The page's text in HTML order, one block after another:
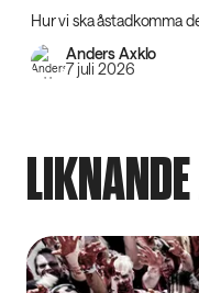
Hur vi ska åstadkomma
Anders Axklo
7 juli 2026